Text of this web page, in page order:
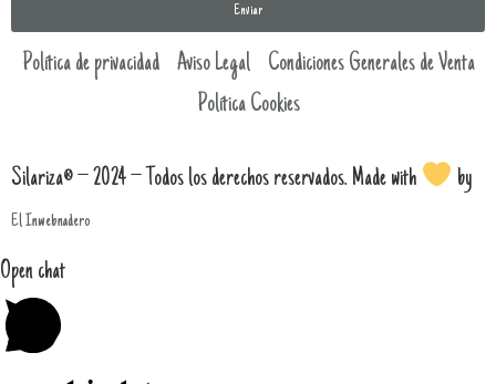
Enviar
Política de privacidad Aviso Legal
Condiciones Generales de Venta
Política Cookies
Silariza® – 2024 – Todos los derechos reservados. Made with by
El Inwebnadero
Open chat